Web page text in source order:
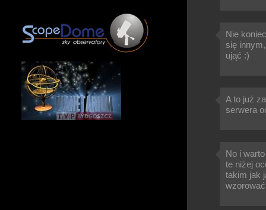
Nie
się
ująć :)
A to już
serwera
No i
te niżej
takim jak